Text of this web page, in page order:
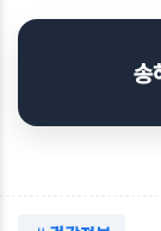
송